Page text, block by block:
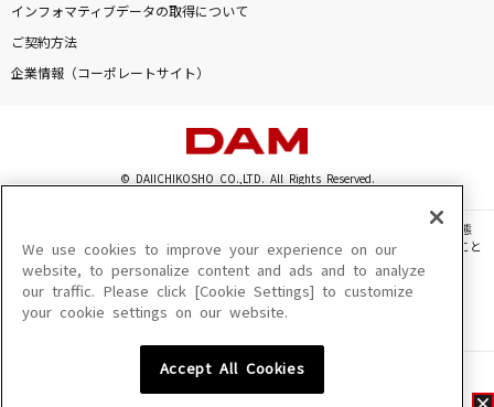
インフォマティブデータの取得について
ご契約方法
企業情報（コーポレートサイト）
© DAIICHIKOSHO CO.,LTD. All Rights Reserved.
このサイトに掲載されている一切の文章・画像・写真・動画・音声等を、手段や形態
を問わず、著作権法の定める範囲を超えて無断で複製、転載、ファイル化などすること
を禁じます。
楽曲及びコンテンツは、機種によりご利用いただけない場合があります。
楽曲及びコンテンツの配信日、配信内容が変更になる場合があります。
We use cookies to improve your experience on our
website, to personalize content and ads and to analyze
our traffic. Please click [Cookie Settings] to customize
your cookie settings on our website.
Accept All Cookies